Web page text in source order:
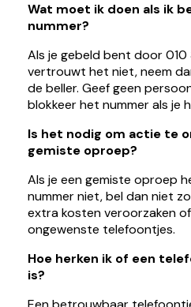
Wat moet ik doen als ik
nummer?
Als je gebeld bent door 010
vertrouwt het niet, neem
de beller. Geef geen
blokkeer het nummer als je
Is het nodig om actie te
gemiste oproep?
Als je een gemiste oproep
nummer niet, bel dan niet
extra kosten veroorzaken
ongewenste telefoontjes.
Hoe herken ik of een
is?